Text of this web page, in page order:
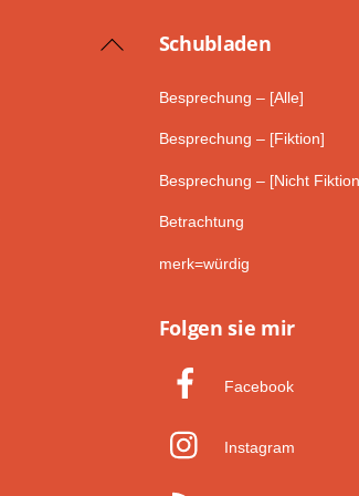
Back
Schub­laden
Besprechung – [Alle]
Besprechung – [Fiktion]
Besprechung – [Nicht
Betrachtung
merk=würdig
Folgen sie mir
Facebook
Instagram